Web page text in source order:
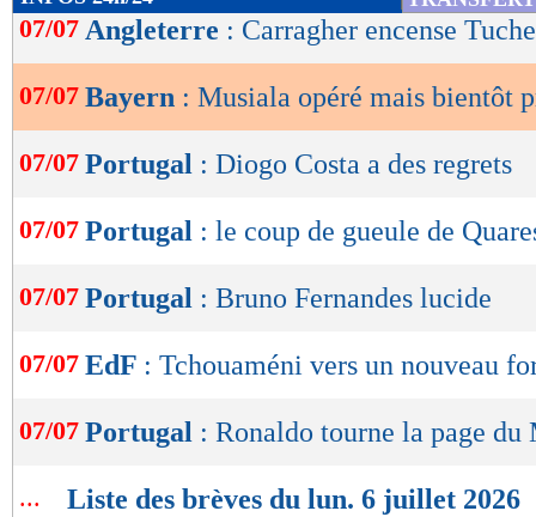
de
lecture
OK
07/07 Angleterre : Carragher encense
07/07 Bayern : Musiala opéré mais bientôt
07/07 Portugal : Diogo Costa a des regrets
07/07 Portugal : le coup de gueule de
07/07 Portugal : Bruno Fernandes lucide
07/07 EdF : Tchouaméni vers un nouveau
07/07 Portugal : Ronaldo tourne la page du
... Liste des brèves du lun. 6 juillet 2026